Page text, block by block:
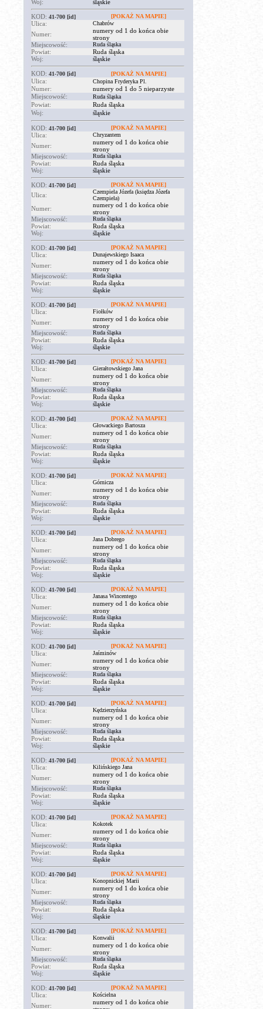
Woj:
śląskie
KOD: 41-700 [id] [POKAŻ NA MAPIE]
Ulica: Chabrów
Numer:
numery od 1 do końca obie
strony
Miejscowość:
Ruda śląska
Powiat:
Ruda śląska
Woj:
śląskie
KOD: 41-700 [id] [POKAŻ NA MAPIE]
Ulica: Chopina Fryderyka Pl.
Numer:
numery od 1 do 5 nieparzyste
Miejscowość:
Ruda śląska
Powiat:
Ruda śląska
Woj:
śląskie
KOD: 41-700 [id] [POKAŻ NA MAPIE]
Ulica: Chryzantem
Numer:
numery od 1 do końca obie
strony
Miejscowość:
Ruda śląska
Powiat:
Ruda śląska
Woj:
śląskie
KOD: 41-700 [id] [POKAŻ NA MAPIE]
Ulica:
Czempiela Józefa (księdza Józefa
Czempiela)
Numer:
numery od 1 do końca obie
strony
Miejscowość:
Ruda śląska
Powiat:
Ruda śląska
Woj:
śląskie
KOD: 41-700 [id] [POKAŻ NA MAPIE]
Ulica: Dunajewskiego Isaaca
Numer:
numery od 1 do końca obie
strony
Miejscowość:
Ruda śląska
Powiat:
Ruda śląska
Woj:
śląskie
KOD: 41-700 [id] [POKAŻ NA MAPIE]
Ulica: Fiołków
Numer:
numery od 1 do końca obie
strony
Miejscowość:
Ruda śląska
Powiat:
Ruda śląska
Woj:
śląskie
KOD: 41-700 [id] [POKAŻ NA MAPIE]
Ulica: Gierałtowskiego Jana
Numer:
numery od 1 do końca obie
strony
Miejscowość:
Ruda śląska
Powiat:
Ruda śląska
Woj:
śląskie
KOD: 41-700 [id] [POKAŻ NA MAPIE]
Ulica: Głowackiego Bartosza
Numer:
numery od 1 do końca obie
strony
Miejscowość:
Ruda śląska
Powiat:
Ruda śląska
Woj:
śląskie
KOD: 41-700 [id] [POKAŻ NA MAPIE]
Ulica: Górnicza
Numer:
numery od 1 do końca obie
strony
Miejscowość:
Ruda śląska
Powiat:
Ruda śląska
Woj:
śląskie
KOD: 41-700 [id] [POKAŻ NA MAPIE]
Ulica: Jana Dobrego
Numer:
numery od 1 do końca obie
strony
Miejscowość:
Ruda śląska
Powiat:
Ruda śląska
Woj:
śląskie
KOD: 41-700 [id] [POKAŻ NA MAPIE]
Ulica: Janasa Wincentego
Numer:
numery od 1 do końca obie
strony
Miejscowość:
Ruda śląska
Powiat:
Ruda śląska
Woj:
śląskie
KOD: 41-700 [id] [POKAŻ NA MAPIE]
Ulica: Jaśminów
Numer:
numery od 1 do końca obie
strony
Miejscowość:
Ruda śląska
Powiat:
Ruda śląska
Woj:
śląskie
KOD: 41-700 [id] [POKAŻ NA MAPIE]
Ulica: Kędzierzyńska
Numer:
numery od 1 do końca obie
strony
Miejscowość:
Ruda śląska
Powiat:
Ruda śląska
Woj:
śląskie
KOD: 41-700 [id] [POKAŻ NA MAPIE]
Ulica: Kilińskiego Jana
Numer:
numery od 1 do końca obie
strony
Miejscowość:
Ruda śląska
Powiat:
Ruda śląska
Woj:
śląskie
KOD: 41-700 [id] [POKAŻ NA MAPIE]
Ulica: Kokotek
Numer:
numery od 1 do końca obie
strony
Miejscowość:
Ruda śląska
Powiat:
Ruda śląska
Woj:
śląskie
KOD: 41-700 [id] [POKAŻ NA MAPIE]
Ulica: Konopnickiej Marii
Numer:
numery od 1 do końca obie
strony
Miejscowość:
Ruda śląska
Powiat:
Ruda śląska
Woj:
śląskie
KOD: 41-700 [id] [POKAŻ NA MAPIE]
Ulica: Konwalii
Numer:
numery od 1 do końca obie
strony
Miejscowość:
Ruda śląska
Powiat:
Ruda śląska
Woj:
śląskie
KOD: 41-700 [id] [POKAŻ NA MAPIE]
Ulica: Kościelna
Numer:
numery od 1 do końca obie